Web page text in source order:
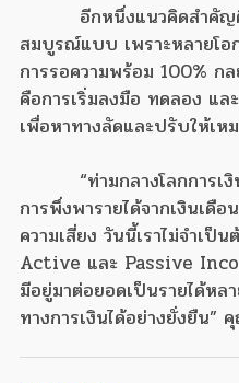
อีกหนึ่งแนวคิดสำคัญ
สมบูรณ์แบบ เพราะหลายโอ
การรอความพร้อม 100% ก
คือการเริ่มลงมือ ทดลอง แล
เพื่อหาทางลัดและปรับให้เห
“ท่ามกลางโลกการเ
การพึ่งพารายได้จากเงินเดื
ความเสี่ยง วันนี้เราไม่จำเป็
Active และ Passive
มีอยู่มาต่อยอดเป็นรายได้หล
ทางการเงินได้อย่างยั่งยืน”